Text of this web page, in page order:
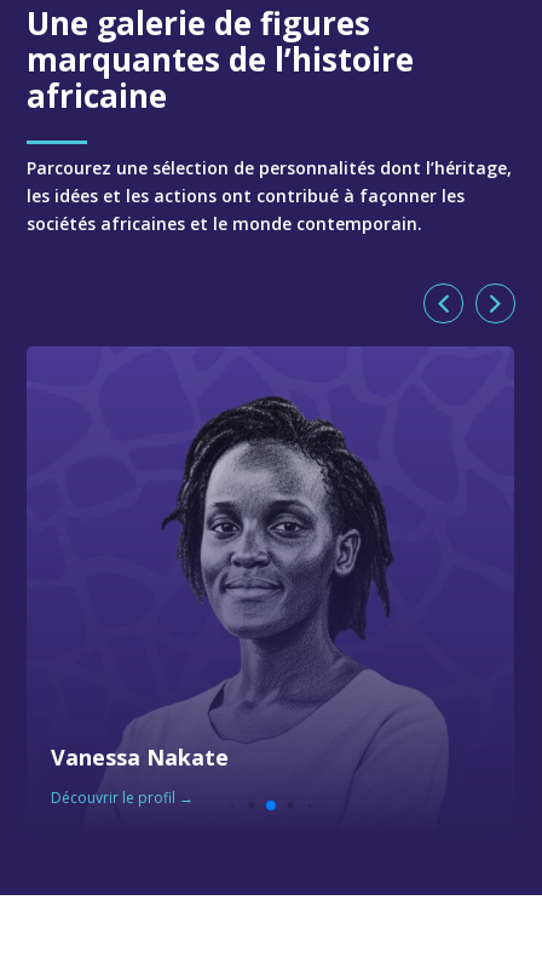
Une galerie de figures
marquantes de l’histoire
africaine
Parcourez une sélection de personnalités dont l’héritage,
les idées et les actions ont contribué à façonner les
sociétés africaines et le monde contemporain.
Vanessa Nakate
Découvrir le profil →